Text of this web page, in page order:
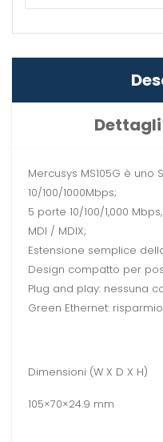
Mercusys MS105G è uno
10/100/1000Mbps;
5 porte 10/100/1,000
MDI / MDIX;
Estensione semplice
Design compatto per
Plug and play: nessuna
Green Ethernet:
Dimensioni (W X D X H)
105×70×24.9 mm